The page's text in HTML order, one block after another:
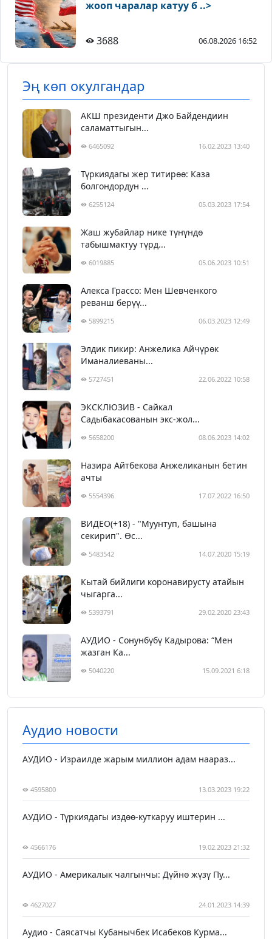
жооп чаралар катуу б ..>
3688 06.08.2026 16:52
Эң көп окулгандар
АКШ президенти Джо Байдендиин
саламаттыгын...
6465092 16.02.2023 13:40
Түркиядагы жер титирөө: Каза
болгондордун ...
6255124 05.03.2023 17:54
Жаш жубайлар нике түнүндө
табышмактуу түрд...
6019885 05.06.2023 10:51
Алекса Грассо: Мен Шевченкого
реванш берүү...
5899215 06.03.2023 12:49
Элдик пикир: Анжелика Айчүрөк
Иманалиеваны...
5727451 22.06.2022 10:58
ЭКСКЛЮЗИВ - Сайкал
Садыбакасованын экс-жол...
5658200 08.06.2023 14:02
Назира Айтбекова Анжеликанын бетин
ачты
5554396 17.07.2022 16:50
ВИДЕО(+18) - "Муунтуп, башына
секирип". Өс...
5483542 14.07.2020 15:19
Кытай бийлиги коронавирусту атайын
чыгарга...
5393791 29.02.2020 23:43
АУДИО - Сонунбүбү Кадырова: “Мен
жазган Ка...
5040220 15.09.2021 6:18
Аудио новости
АУДИО - Израилде жарым миллион адам наараз...
4595800 13.03.2023 19:22
АУДИО - Түркиядагы издөө-куткаруу иштерин ...
4566176 19.02.2023 21:32
АУДИО - Америкалык чалгынчы: Дүйнө жүзү Пу...
4627027 24.01.2023 14:39
Аудио - Саясатчы Кубанычбек Исабеков Курма...